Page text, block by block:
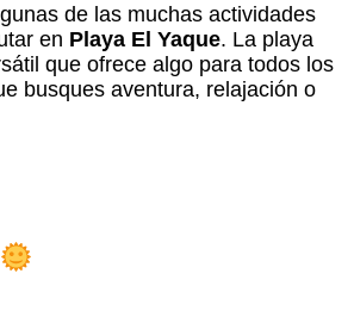
de las muchas actividades
en Playa El Yaque. La playa
que ofrece algo para todos los
busques aventura, relajación o